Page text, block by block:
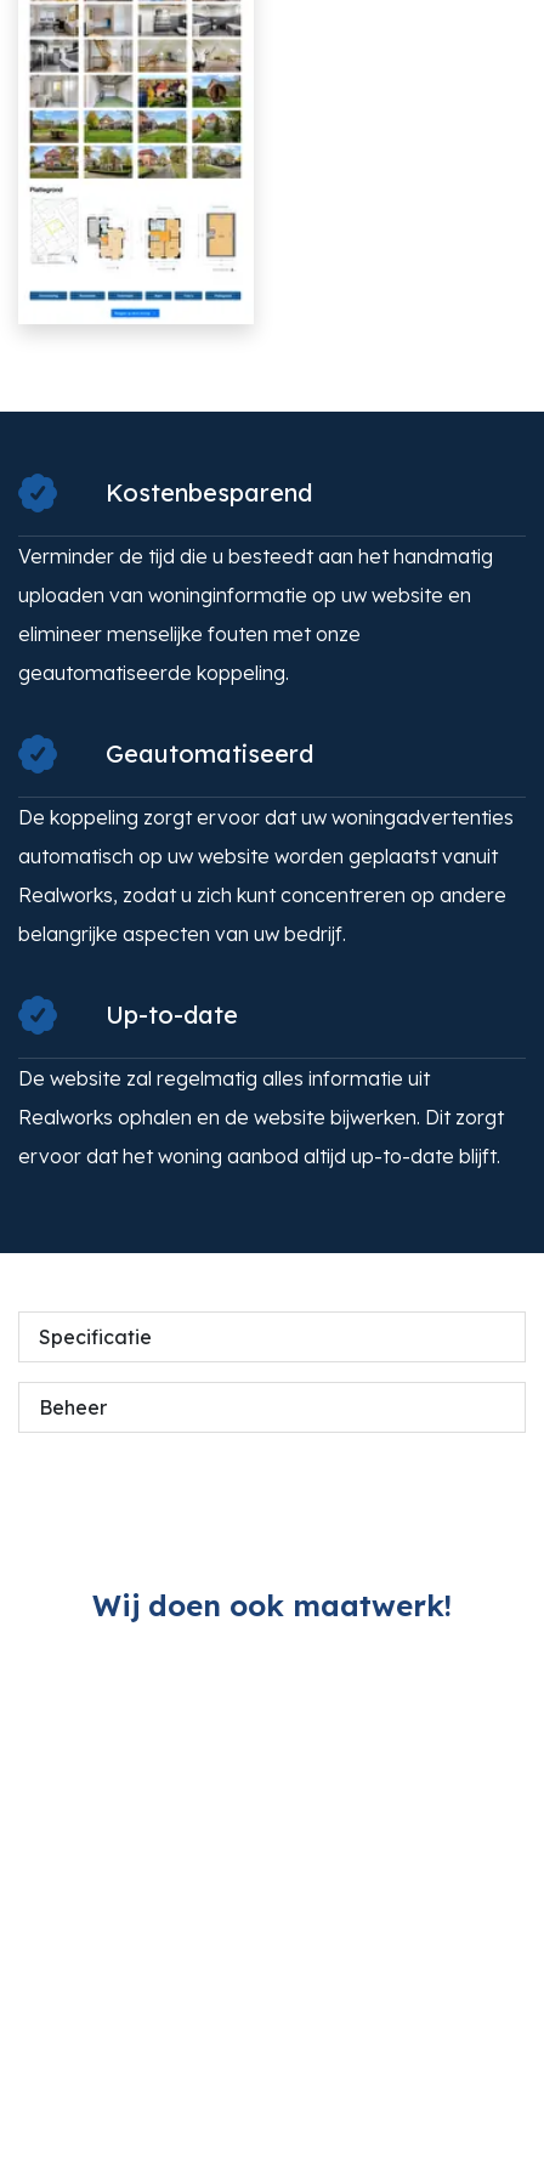
Kostenbesparend
Verminder de tijd die u besteedt aan het handmatig
uploaden van woninginformatie op uw website en
elimineer menselijke fouten met onze
geautomatiseerde koppeling.
Geautomatiseerd
De koppeling zorgt ervoor dat uw woningadvertenties
automatisch op uw website worden geplaatst vanuit
Realworks, zodat u zich kunt concentreren op andere
belangrijke aspecten van uw bedrijf.
Up-to-date
De website zal regelmatig alles informatie uit
Realworks ophalen en de website bijwerken. Dit zorgt
ervoor dat het woning aanbod altijd up-to-date blijft.
Specificatie
Beheer
Wij doen ook maatwerk!